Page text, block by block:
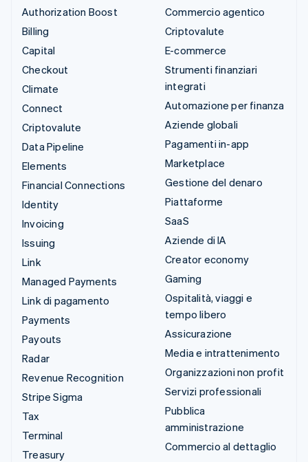
Authorization Boost
Billing
Capital
Checkout
Climate
Connect
Criptovalute
Data Pipeline
Elements
Financial Connections
Identity
Invoicing
Issuing
Link
Managed Payments
Link di pagamento
Payments
Payouts
Radar
Revenue Recognition
Stripe Sigma
Tax
Terminal
Treasury
Commercio agentico
Criptovalute
E-commerce
Strumenti finanziari
integrati
Automazione per finanza
Aziende globali
Pagamenti in-app
Marketplace
Gestione del denaro
Piattaforme
SaaS
Aziende di IA
Creator economy
Gaming
Ospitalità, viaggi e
tempo libero
Assicurazione
Media e intrattenimento
Organizzazioni non profit
Servizi professionali
Pubblica
amministrazione
Commercio al dettaglio